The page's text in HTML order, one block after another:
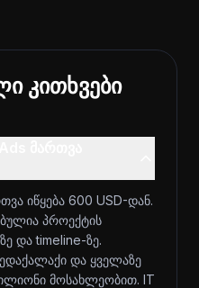
კითხვები
იწყება 600 USD-დან.
პროექტის
და timeline-ზე.
და ყველაზე
მოსახლეობით. IT